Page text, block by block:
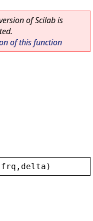
of Scilab is
of this function
frq , delta )